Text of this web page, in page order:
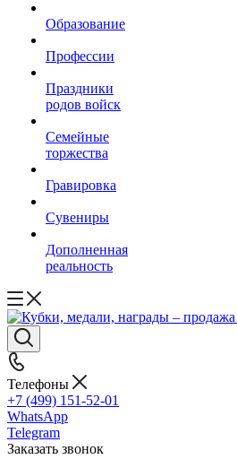
Образование
Профессии
Праздники
родов войск
Семейные
торжества
Гравировка
Сувениры
Дополненная
реальность
Телефоны
+7 (499) 151-52-01
WhatsApp
Telegram
Заказать звонок